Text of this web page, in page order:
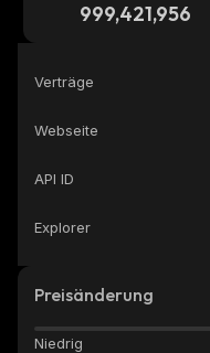
999,421,956
Verträge
Webseite
API ID
Explorer
Preisänderung
Niedrig